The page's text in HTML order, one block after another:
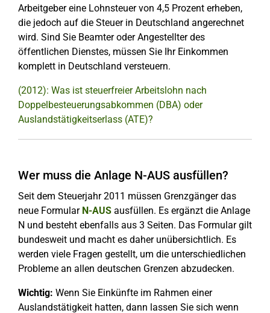
Arbeitgeber eine Lohnsteuer von 4,5 Prozent erheben,
die jedoch auf die Steuer in Deutschland angerechnet
wird. Sind Sie Beamter oder Angestellter des
öffentlichen Dienstes, müssen Sie Ihr Einkommen
komplett in Deutschland versteuern.
(2012): Was ist steuerfreier Arbeitslohn nach
Doppelbesteuerungsabkommen (DBA) oder
Auslandstätigkeitserlass (ATE)?
Wer muss die Anlage N-AUS ausfüllen?
Seit dem Steuerjahr 2011 müssen Grenzgänger das
neue Formular N-AUS ausfüllen. Es ergänzt die Anlage
N und besteht ebenfalls aus 3 Seiten. Das Formular gilt
bundesweit und macht es daher unübersichtlich. Es
werden viele Fragen gestellt, um die unterschiedlichen
Probleme an allen deutschen Grenzen abzudecken.
Wichtig: Wenn Sie Einkünfte im Rahmen einer
Auslandstätigkeit hatten, dann lassen Sie sich wenn